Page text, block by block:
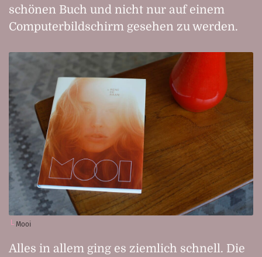
schönen Buch und nicht nur auf einem
Computerbildschirm gesehen zu werden.
Mooi
Alles in allem ging es ziemlich schnell. Die